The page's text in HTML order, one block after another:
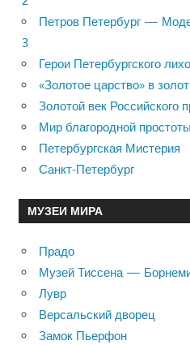
Петров Петербург —
3
Герои Петербургского
«Золотое царство» в
Золотой век Российского
Мир благородной
Петербургская Мистерия
Санкт-Петербург
МУЗЕИ МИРА
Прадо
Музей Тиссена —
Лувр
Версальский дворец
Замок Пьерфон